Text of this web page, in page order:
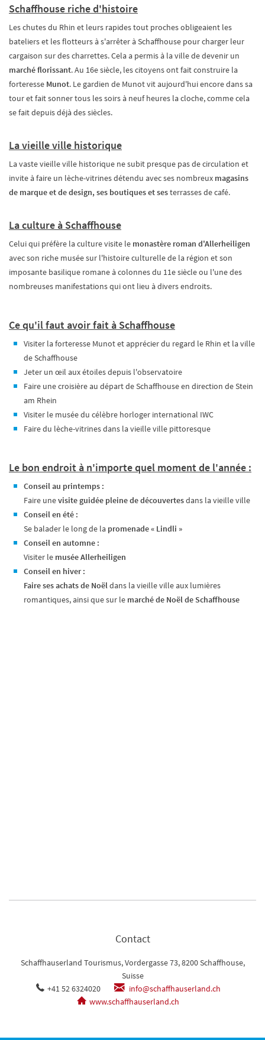
Schaffhouse riche d'histoire
Les chutes du Rhin et leurs rapides tout proches obligeaient les
bateliers et les flotteurs à s'arrêter à Schaffhouse pour charger leur
cargaison sur des charrettes. Cela a permis à la ville de devenir un
marché florissant. Au 16e siècle, les citoyens ont fait construire la
forteresse Munot. Le gardien de Munot vit aujourd'hui encore dans sa
tour et fait sonner tous les soirs à neuf heures la cloche, comme cela
se fait depuis déjà des siècles.
La vieille ville historique
La vaste vieille ville historique ne subit presque pas de circulation et
invite à faire un lèche-vitrines détendu avec ses nombreux magasins
de marque et de design, ses boutiques et sesterrasses de café.
La culture à Schaffhouse
Celui qui préfère la culture visite le monastère roman d'Allerheiligen
avec son riche musée sur l'histoire culturelle de la région et son
imposante basilique romane à colonnes du 11e siècle ou l'une des
nombreuses manifestations qui ont lieu à divers endroits.
Ce qu'il faut avoir fait à Schaffhouse
Visiter la forteresse Munot et apprécier du regard le Rhin et la ville
de Schaffhouse
Jeter un œil aux étoiles depuis l'observatoire
Faire une croisière au départ de Schaffhouse en direction de Stein
am Rhein
Visiter le musée du célèbre horloger international IWC
Faire du lèche-vitrines dans la vieille ville pittoresque
Le bon endroit à n'importe quel moment de l'année :
Conseil au printemps :
Faire unevisite guidée pleine de découvertesdans la vieille ville
Conseil en été :
Se balader le long de la promenade « Lindli »
Conseil en automne :
Visiter le musée Allerheiligen
Conseil en hiver :
Faire ses achats de Noëldans la vieille ville aux lumières
romantiques, ainsi que sur le marché de Noël de Schaffhouse
Contact
Schaffhauserland Tourismus, Vordergasse 73, 8200 Schaffhouse,
Suisse
+41 52 6324020
info@schaffhauserland.ch
www.schaffhauserland.ch